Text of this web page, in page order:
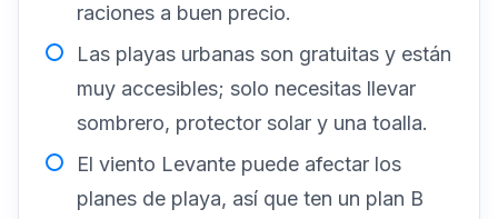
raciones a buen precio.
Las playas urbanas son gratuitas y están
muy accesibles; solo necesitas llevar
sombrero, protector solar y una toalla.
El viento Levante puede afectar los
planes de playa, así que ten un plan B